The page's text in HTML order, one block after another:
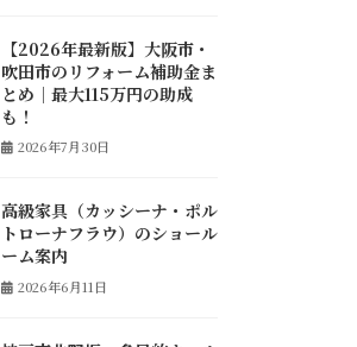
【2026年最新版】大阪市・
吹田市のリフォーム補助金ま
とめ｜最大115万円の助成
も！
2026年7月30日
高級家具（カッシーナ・ポル
トローナフラウ）のショール
ーム案内
2026年6月11日